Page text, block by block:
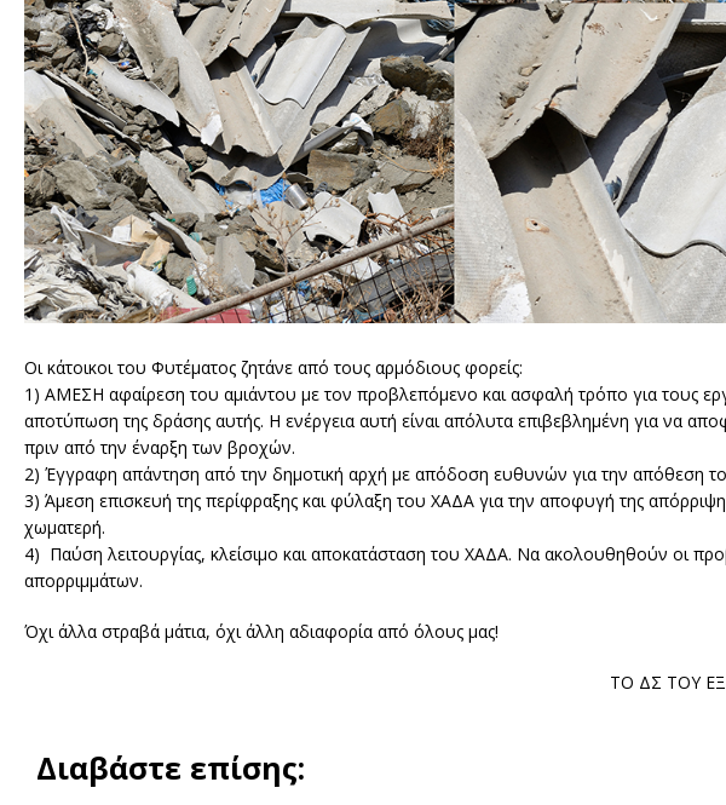
Οι κάτοικοι του Φυτέματος ζητάνε από τους αρμόδιους φορείς:
1) ΑΜΕΣΗ αφαίρεση του αμιάντου με τον προβλεπόμενο και ασφαλή τρόπο για τους
αποτύπωση της δράσης αυτής. Η ενέργεια αυτή είναι απόλυτα επιβεβλημένη για να
πριν από την έναρξη των βροχών.
2) Έγγραφη απάντηση από την δημοτική αρχή με απόδοση ευθυνών για την απόθεση
3) Άμεση επισκευή της περίφραξης και φύλαξη του ΧΑΔΑ για την αποφυγή της
χωματερή.
4) Παύση λειτουργίας, κλείσιμο και αποκατάσταση του ΧΑΔΑ. Να ακολουθηθούν οι
απορριμμάτων.
Όχι άλλα στραβά μάτια, όχι άλλη αδιαφορία από όλους μας!
TO ΔΣ ΤΟΥ
Διαβάστε επίσης: